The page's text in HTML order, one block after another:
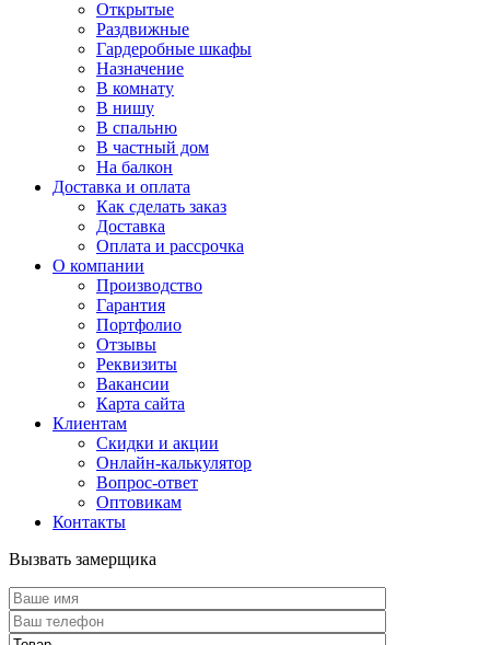
Открытые
Раздвижные
Гардеробные шкафы
Назначение
В комнату
В нишу
В спальню
В частный дом
На балкон
Доставка и оплата
Как сделать заказ
Доставка
Оплата и рассрочка
О компании
Производство
Гарантия
Портфолио
Отзывы
Реквизиты
Вакансии
Карта сайта
Клиентам
Скидки и акции
Онлайн-калькулятор
Вопрос-ответ
Оптовикам
Контакты
Вызвать замерщика